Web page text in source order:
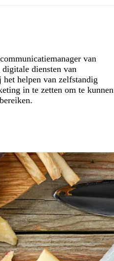
van
diensten van
helpen van zelfstandig
in te zetten om te kunnen